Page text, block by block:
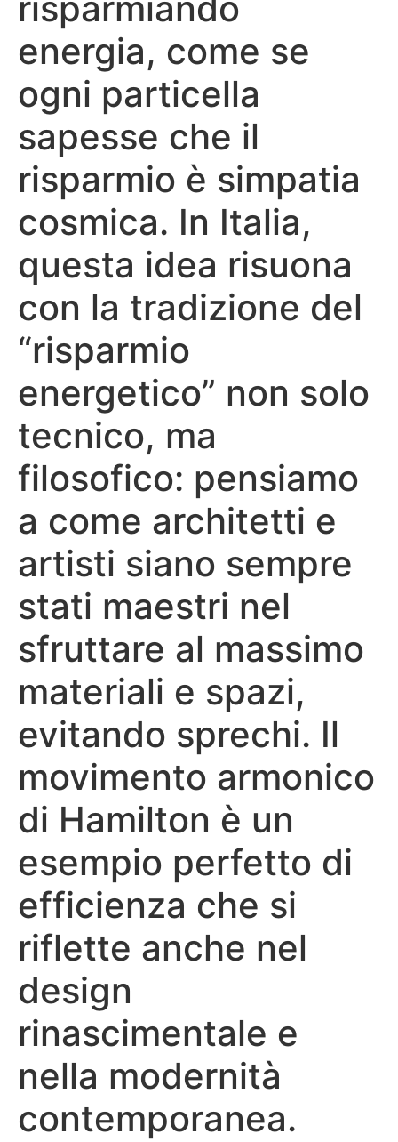
risparmiando
energia, come se
ogni particella
sapesse che il
risparmio è simpatia
cosmica. In Italia,
questa idea risuona
con la tradizione del
“risparmio
energetico” non solo
tecnico, ma
filosofico: pensiamo
a come architetti e
artisti siano sempre
stati maestri nel
sfruttare al massimo
materiali e spazi,
evitando sprechi. Il
movimento armonico
di Hamilton è un
esempio perfetto di
efficienza che si
riflette anche nel
design
rinascimentale e
nella modernità
contemporanea.